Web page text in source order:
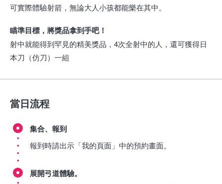
可實際體驗射箭，無論大人小孩都能樂在其中。
瞄準目標，將獎品拿到手吧！
射中就能得到罕見的精美獎品，4次全射中的人，還可獲得日
本刀（仿刀）一組
當日流程
集合、報到
報到時請出示「我的頁面」中的預約畫面。
展開弓道體驗。